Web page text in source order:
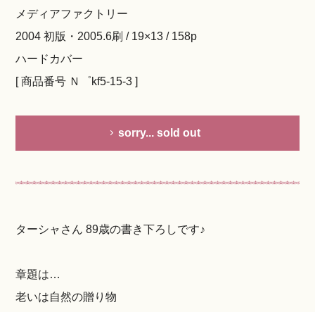
メディアファクトリー
2004 初版・2005.6刷 / 19×13 / 158p
ハードカバー
[ 商品番号 Ｎ゜kf5-15-3 ]
sorry... sold out
ターシャさん 89歳の書き下ろしです♪
章題は…
老いは自然の贈り物